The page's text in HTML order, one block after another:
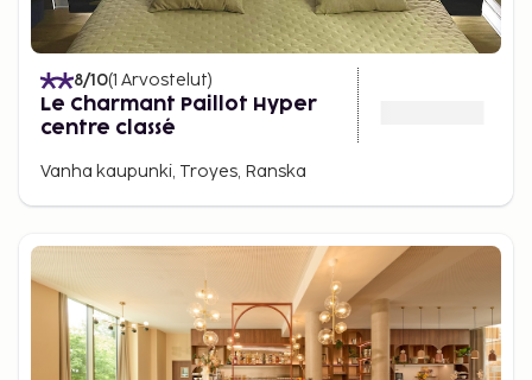
8/10(1 Arvostelut)
Le Charmant Paillot Hyper
centre classé
Vanha kaupunki, Troyes, Ranska